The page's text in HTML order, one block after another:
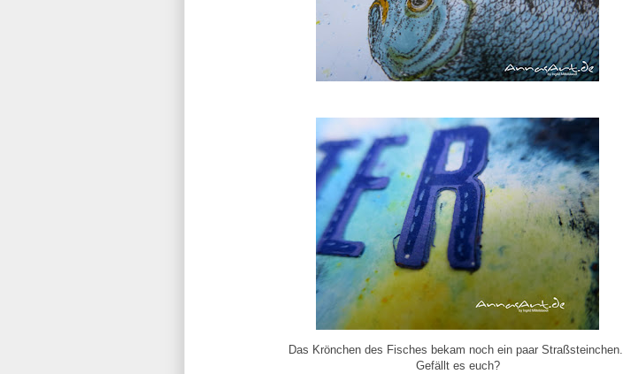
Das Krönchen des Fisches bekam noch ein paar Straßsteinchen.
Gefällt es euch?